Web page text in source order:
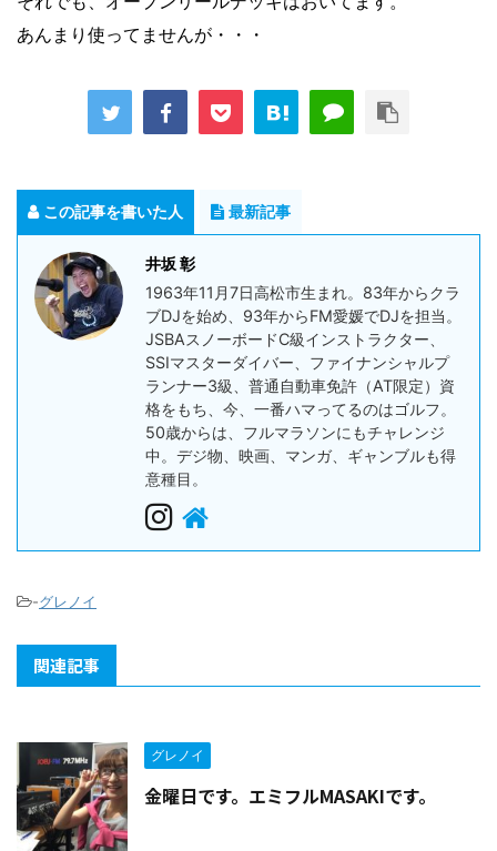
あんまり使ってませんが・・・
この記事を書いた人 最新記事
井坂 彰
1963年11月7日高松市生まれ。83年からクラ
ブDJを始め、93年からFM愛媛でDJを担当。
JSBAスノーボードC級インストラクター、
SSIマスターダイバー、ファイナンシャルプ
ランナー3級、普通自動車免許（AT限定）資
格をもち、今、一番ハマってるのはゴルフ。
50歳からは、フルマラソンにもチャレンジ
中。デジ物、映画、マンガ、ギャンブルも得
意種目。
-グレノイ
関連記事
グレノイ
金曜日です。エミフルMASAKIです。